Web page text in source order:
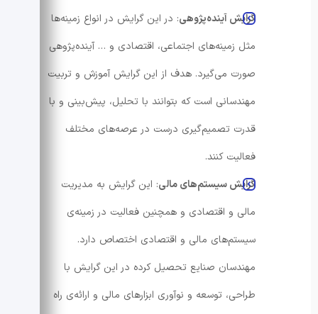
گرایش آینده‌پژوهی: در این گرایش در انواع زمینه‌ها
مثل زمینه‌های اجتماعی، اقتصادی و … آینده‌پژوهی
صورت می‌گیرد. هدف از این گرایش آموزش و تربیت
مهندسانی است که بتوانند با تحلیل، پیش‌بینی و با
قدرت تصمیم‌گیری درست در عرصه‌های مختلف
فعالیت کنند.
گرایش سیستم‌های مالی: این گرایش به مدیریت
مالی و اقتصادی و همچنین فعالیت در زمینه‌ی
سیستم‌های مالی و اقتصادی اختصاص دارد.
مهندسان صنایع تحصیل کرده در این گرایش با
طراحی، توسعه و نوآوری ابزارهای مالی و ارائه‌ی راه